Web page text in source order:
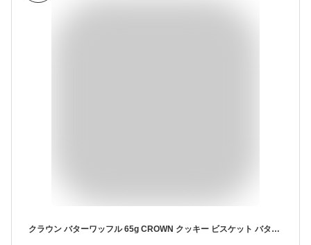
クラウン バターワッフル 65g CROWN クッキー ビスケット バター風味 韓国お菓子 韓国食品